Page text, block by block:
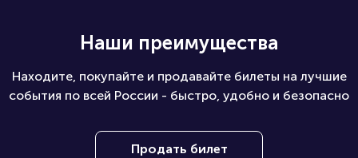
Наши преимущества
Находите, покупайте и продавайте билеты на лучшие
события по всей России - быстро, удобно и безопасно
Продать билет